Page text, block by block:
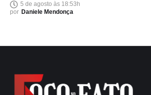
5 de agosto às 18:53h
por Daniele Mendonça